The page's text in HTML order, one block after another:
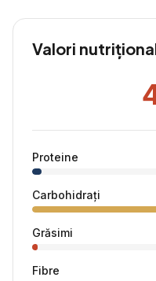
Valori
Proteine
Carbohidrați
Grăsimi
Fibre